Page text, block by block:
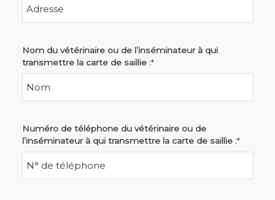
Nom du vétérinaire ou de l’inséminateur à qui
transmettre la carte de saillie :*
Numéro de téléphone du vétérinaire ou de
l’inséminateur à qui transmettre la carte de saillie :*